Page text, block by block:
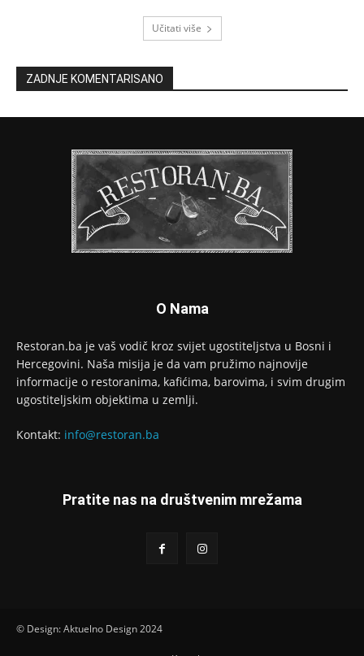
Učitati više
ZADNJE KOMENTARISANO
O Nama
Restoran.ba je vaš vodič kroz svijet ugostiteljstva u Bosni i
Hercegovini. Naša misija je da vam pružimo najnovije
informacije o restoranima, kafićima, barovima, i svim drugim
ugostiteljskim objektima u zemlji.
Kontakt: info@restoran.ba
Pratite nas na društvenim mrežama
© Design: Aktuelno Design 2024